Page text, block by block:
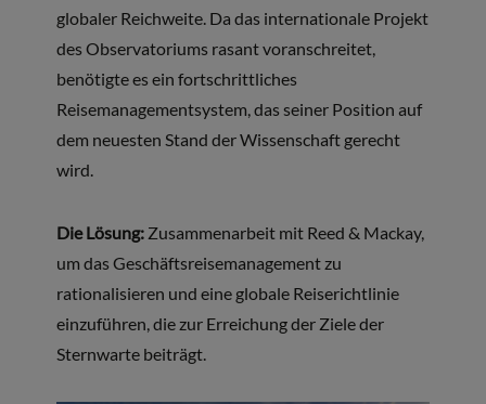
globaler Reichweite. Da das internationale Projekt
des Observatoriums rasant voranschreitet,
benötigte es ein fortschrittliches
Reisemanagementsystem, das seiner Position auf
dem neuesten Stand der Wissenschaft gerecht
wird.
Die Lösung:Zusammenarbeit mit Reed & Mackay,
um das Geschäftsreisemanagement zu
rationalisieren und eine globale Reiserichtlinie
einzuführen, die zur Erreichung der Ziele der
Sternwarte beiträgt.